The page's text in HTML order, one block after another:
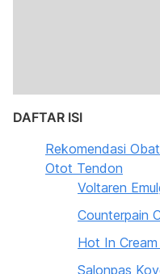
DAFTAR ISI
Rekomendasi
Otot Tendon
Voltaren
Counterpain
Hot In Cream
Salonpas